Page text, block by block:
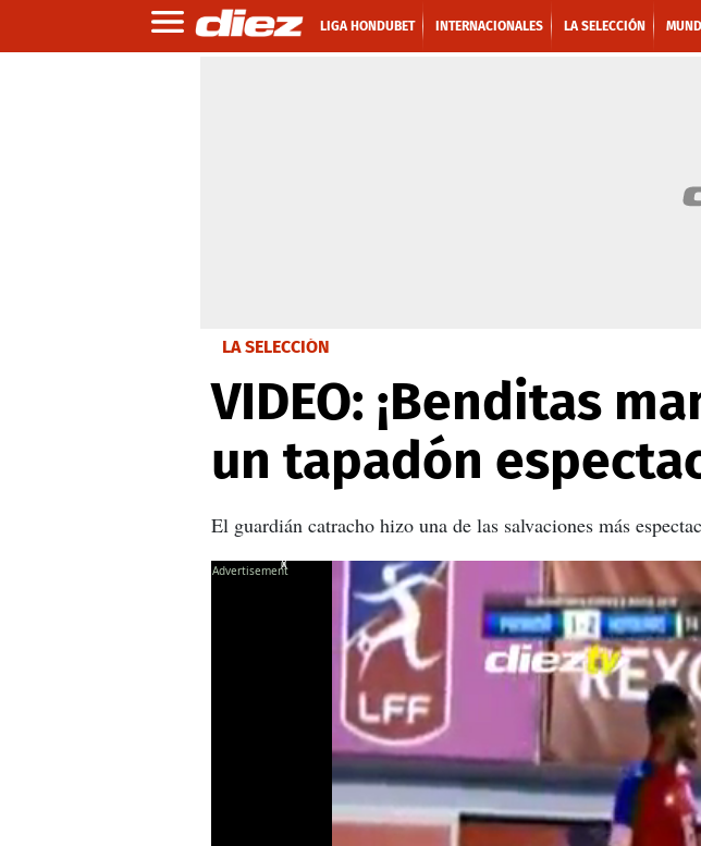
LIGA HONDUBET INTERNACIONALES LA SELECCIÓN
LA SELECCIÓN
VIDEO: ¡Benditas
un tapadón
El guardián catracho hizo una de las salvaciones más
X